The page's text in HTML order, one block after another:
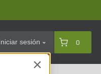
sesión 0
×